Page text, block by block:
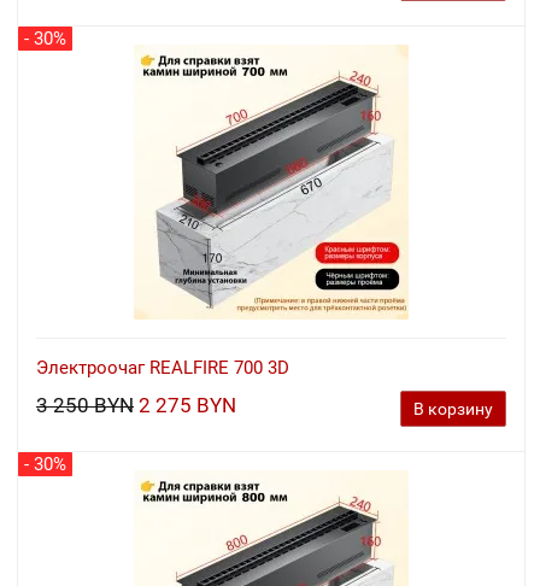
- 30%
Электроочаг REALFIRE 700 3D
3 250 BYN 2 275 BYN В корзину
- 30%